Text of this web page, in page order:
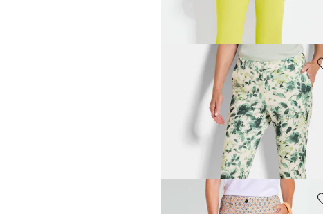
+ 5
30-Tage-Bestpreis**: 69,95 € (-14%)
GOLDNER
Schmale HoseLOUISAaus Scuba-Jersey
99,95 €
30-Tage-Bestpreis**: 79,95 € (-12%)